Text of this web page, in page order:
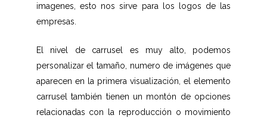
imagenes, esto nos sirve para los logos de las
empresas.
El nivel de carrusel es muy alto, podemos
personalizar el tamaño, numero de imágenes que
aparecen en la primera visualización, el elemento
carrusel también tienen un montón de opciones
relacionadas con la reproducción o movimiento